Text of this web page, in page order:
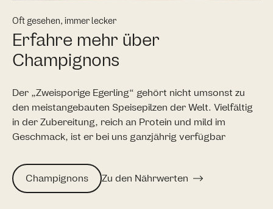
Oft gesehen, immer lecker
Erfahre mehr über
Champignons
Der „Zweisporige Egerling“ gehört nicht umsonst zu
den meistangebauten Speisepilzen der Welt. Vielfältig
in der Zubereitung, reich an Protein und mild im
Geschmack, ist er bei uns ganzjährig verfügbar
Champignons Zu den Nährwerten